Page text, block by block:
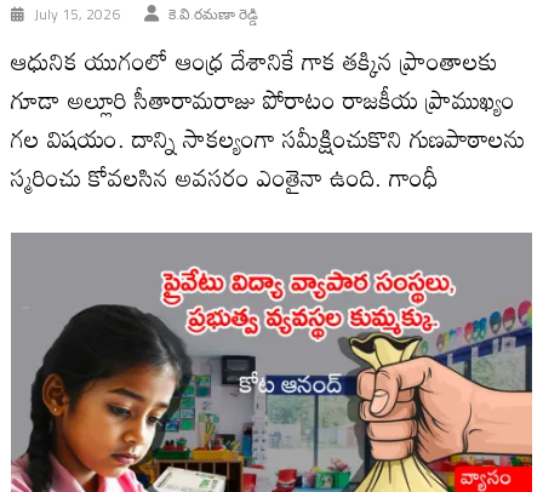
July 15, 2026 కె.వి.రమణా రెడ్డి
ఆధునిక యుగంలో ఆంధ్ర దేశానికే గాక తక్కిన ప్రాంతాలకు
గూడా అల్లూరి సీతారామరాజు పోరాటం రాజకీయ ప్రాముఖ్యం
గల విషయం. దాన్ని సాకల్యంగా సమీక్షించుకొని గుణపాఠాలను
స్మరించు కోవలసిన అవసరం ఎంతైనా ఉంది. గాంధీ